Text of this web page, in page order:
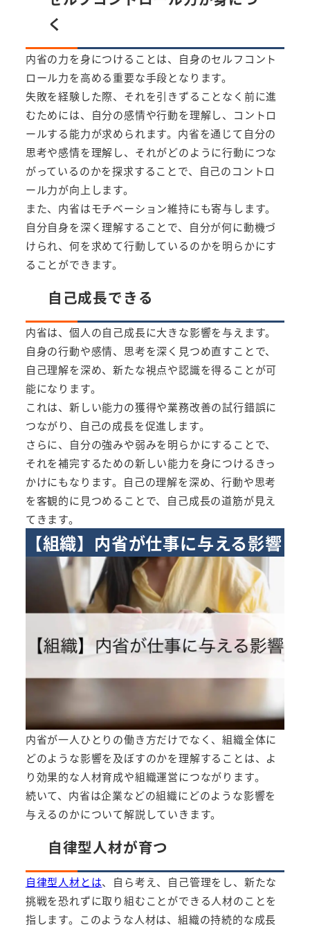
く
内省の力を身につけることは、自身のセルフコント
ロール力を高める重要な手段となります。
失敗を経験した際、それを引きずることなく前に進
むためには、自分の感情や行動を理解し、コントロ
ールする能力が求められます。内省を通じて自分の
思考や感情を理解し、それがどのように行動につな
がっているのかを探求することで、自己のコントロ
ール力が向上します。
また、内省はモチベーション維持にも寄与します。
自分自身を深く理解することで、自分が何に動機づ
けられ、何を求めて行動しているのかを明らかにす
ることができます。
自己成長できる
内省は、個人の自己成長に大きな影響を与えます。
自身の行動や感情、思考を深く見つめ直すことで、
自己理解を深め、新たな視点や認識を得ることが可
能になります。
これは、新しい能力の獲得や業務改善の試行錯誤に
つながり、自己の成長を促進します。
さらに、自分の強みや弱みを明らかにすることで、
それを補完するための新しい能力を身につけるきっ
かけにもなります。自己の理解を深め、行動や思考
を客観的に見つめることで、自己成長の道筋が見え
てきます。
【組織】内省が仕事に与える影響
内省が一人ひとりの働き方だけでなく、組織全体に
どのような影響を及ぼすのかを理解することは、よ
り効果的な人材育成や組織運営につながります。
続いて、内省は企業などの組織にどのような影響を
与えるのかについて解説していきます。
自律型人材が育つ
自律型人材とは、自ら考え、自己管理をし、新たな
挑戦を恐れずに取り組むことができる人材のことを
指します。このような人材は、組織の持続的な成長